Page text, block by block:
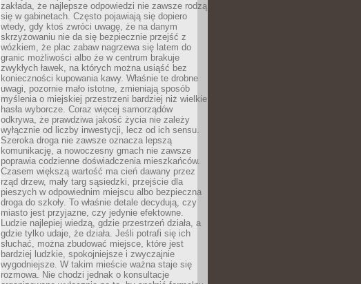
zakłada, że najlepsze odpowiedzi nie zawsze rodzą
się w gabinetach. Często pojawiają się dopiero
wtedy, gdy ktoś zwróci uwagę, że na danym
skrzyżowaniu nie da się bezpiecznie przejść z
wózkiem, że plac zabaw nagrzewa się latem do
granic możliwości albo że w centrum brakuje
zwykłych ławek, na których można usiąść bez
konieczności kupowania kawy. Właśnie te drobne
uwagi, pozornie mało istotne, zmieniają sposób
myślenia o miejskiej przestrzeni bardziej niż wielkie
hasła wyborcze. Coraz więcej samorządów
odkrywa, że prawdziwa jakość życia nie zależy
wyłącznie od liczby inwestycji, lecz od ich sensu.
Szeroka droga nie zawsze oznacza lepszą
komunikację, a nowoczesny gmach nie zawsze
poprawia codzienne doświadczenia mieszkańców.
Czasem większą wartość ma cień dawany przez
rząd drzew, mały targ sąsiedzki, przejście dla
pieszych w odpowiednim miejscu albo bezpieczna
droga do szkoły. To właśnie detale decydują, czy
miasto jest przyjazne, czy jedynie efektowne.
Ludzie najlepiej wiedzą, gdzie przestrzeń działa, a
gdzie tylko udaje, że działa. Jeśli potrafi się ich
słuchać, można zbudować miejsce, które jest
bardziej ludzkie, spokojniejsze i zwyczajnie
wygodniejsze. W takim mieście ważna staje się
rozmowa. Nie chodzi jednak o konsultacje